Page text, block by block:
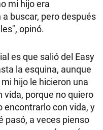
mi hijo era
buscar, pero después
opinó.
es que salió del Easy
la esquina, aunque
hijo le hicieron una
vida, porque no quiero
encontrarlo con vida, y
pasó, a veces pienso